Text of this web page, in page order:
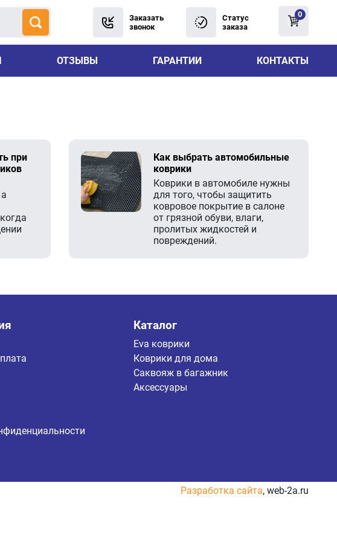
Заказать
звонок
Статус
заказа
0
ОТЗЫВЫ ГАРАНТИИ КОНТАКТЫ
при
Как выбрать автомобильные
коврики
Коврики в автомобиле нужны
для того, чтобы защитить
ковровое покрытие в салоне
от грязной обуви, влаги,
пролитых жидкостей и
повреждений.
Каталог
Eva коврики
Коврики для дома
Саквояж в багажник
Аксессуары
Разработка сайта, web-2a.ru